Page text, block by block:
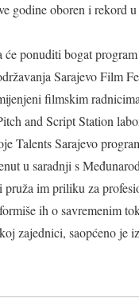
godine oboren i
će ponuditi bogat
Sarajevo Film
filmskim
and Script Station
Talents Sarajevo
u saradnji s
im priliku za
ih o savremenim
zajednici, saopćeno je